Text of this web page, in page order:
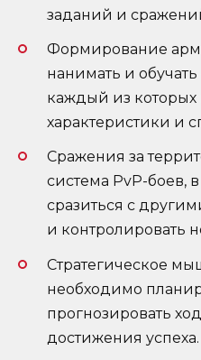
заданий и
Формирование
нанимать и
каждый из которых
характеристики и
Сражения за
система PvP-боев,
сразиться с
и контролировать
Стратегическое
необходимо
прогнозировать
достижения успеха.